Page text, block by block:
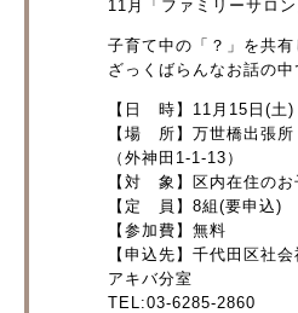
11月「ファミリーサロン
子育て中の「？」を共有
ざっくばらんなお話の中
【日 時】11月15日(
【場 所】万世橋出張
（外神田1-1-13）
【対 象】区内在住の
【定 員】8組(要申込)
【参加費】無料
【申込先】千代田区社
アキバ分室
TEL:03-6285-2860